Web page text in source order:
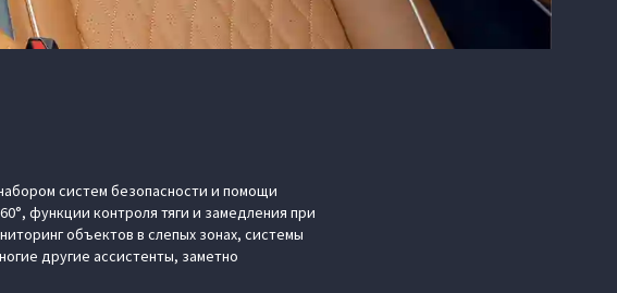
систем безопасности и помощи
функции контроля тяги и замедления при
объектов в слепых зонах, системы
другие ассистенты, заметно